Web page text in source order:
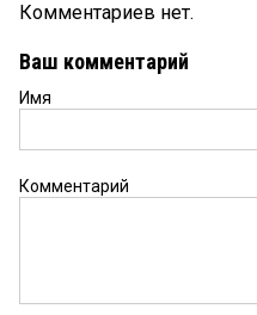
Комментариев нет.
Ваш комментарий
Имя
Комментарий